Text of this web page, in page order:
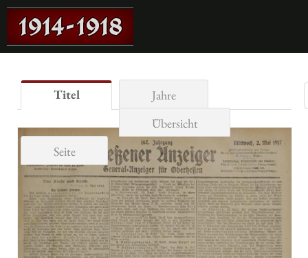
Titel
Jahre
Übersicht
Seite